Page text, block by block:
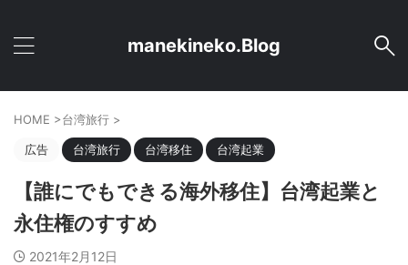
manekineko.Blog
HOME >台湾旅行 >
広告 台湾旅行 台湾移住 台湾起業
【誰にでもできる海外移住】台湾起業と
永住権のすすめ
2021年2月12日